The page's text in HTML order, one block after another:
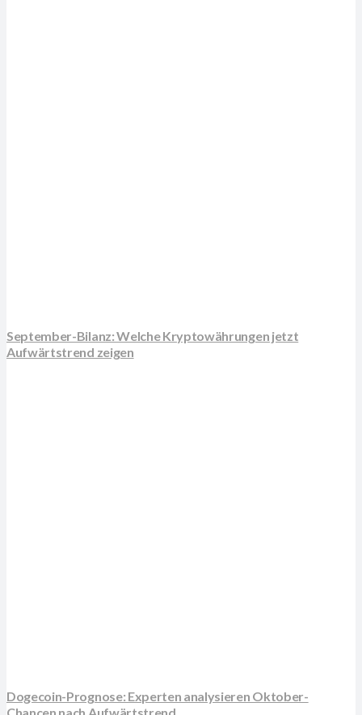
September-Bilanz: Welche Kryptowährungen jetzt
Aufwärtstrend zeigen
Dogecoin-Prognose: Experten analysieren Oktober-